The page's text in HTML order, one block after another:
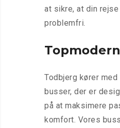
at sikre, at din
problemfri.
Todbjerg kører med
busser, der er
på at maksimere
komfort. Vores